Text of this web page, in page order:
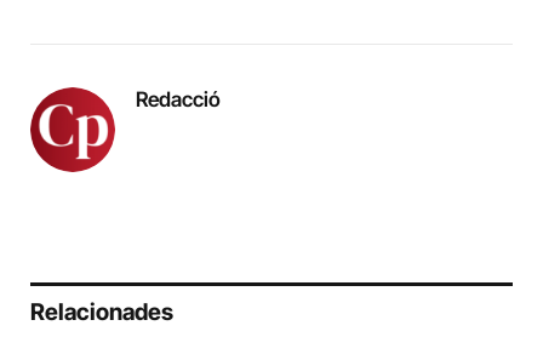
Redacció
Relacionades